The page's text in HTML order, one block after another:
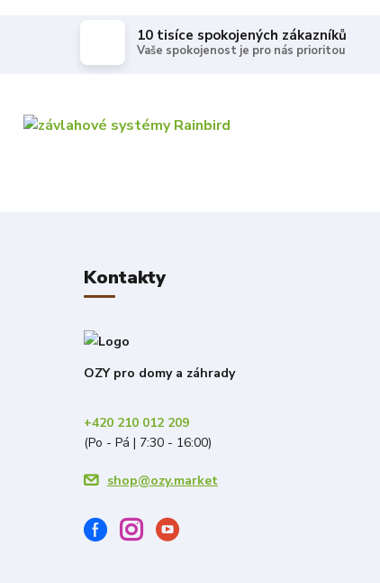
10 tisíce spokojených zákazníků
Vaše spokojenost je pro nás prioritou
Kontakty
OZY pro domy a záhrady
+420 210 012 209
(Po - Pá | 7:30 - 16:00)
shop@ozy.market